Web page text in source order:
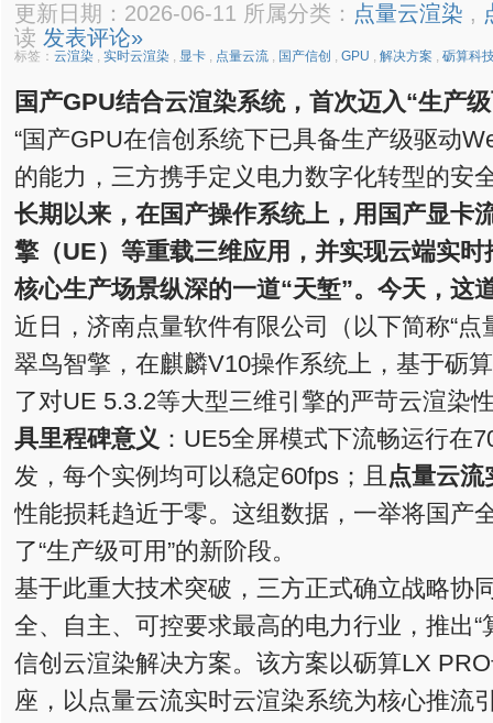
更新日期：2026-06-11 所属分类： 点量云渲染 ,
读 发表评论»
标签： 云渲染 , 实时云渲染 , 显卡 , 点量云流 , 国产信创 , GPU , 解决方案 , 砺算科
国产GPU结合云渲染系统，首次迈入“生产
“国产GPU在信创系统下已具备生产级驱动
的能力，三方携手定义电力数字化转型的安
长期以来，在国产操作系统上，用国产显卡
擎（UE）等重载三维应用，并实现云端实
核心生产场景纵深的一道“天堑”。今天，这
近日，济南点量软件有限公司（以下简称“点
翠鸟智擎，在麒麟V10操作系统上，基于砺
了对UE 5.3.2等大型三维引擎的严苛云渲染
具里程碑意义 ：UE5全屏模式下流畅运行在
发，每个实例均可以稳定60fps；且点量云流
性能损耗趋近于零。这组数据，一举将国产
了“生产级可用”的新阶段。
基于此重大技术突破，三方正式确立战略协
全、自主、可控要求最高的电力行业，推出“
信创云渲染解决方案。该方案以砺算LX
座，以点量云流实时云渲染系统为核心推流